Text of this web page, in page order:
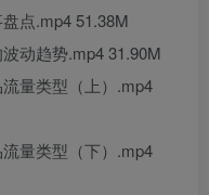
点.mp4 51.38M
动趋势.mp4 31.90M
量类型（上）.mp4
量类型（下）.mp4